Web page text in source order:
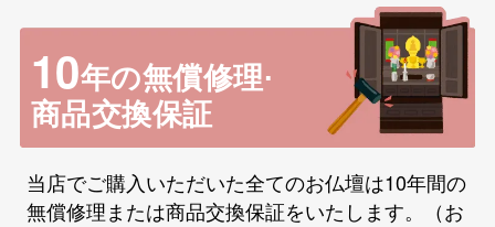
10年の無償修理·
商品交換保証
当店でご購入いただいた全てのお仏壇は10年間の
無償修理または商品交換保証をいたします。（お